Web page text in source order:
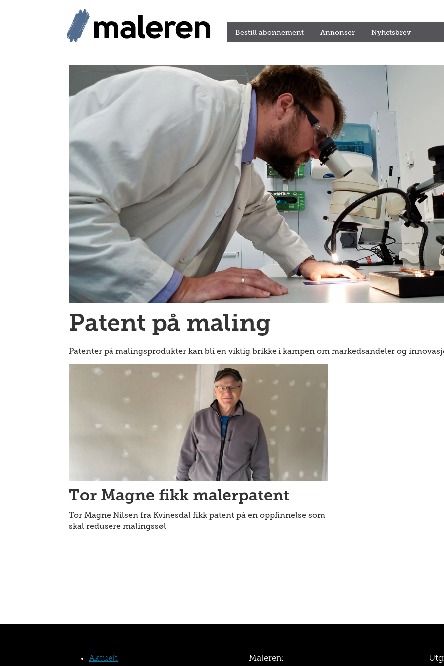
Bestill abonnement Annonser Nyhetsbrev
patenter
Patent på maling
Patenter på malingsprodukter kan bli en viktig brikke i kampen om markedsandeler og
Tor Magne fikk malerpatent
Tor Magne Nilsen fra Kvinesdal fikk patent på en oppfinnelse som
skal redusere malingssøl.
Aktuelt Maleren: